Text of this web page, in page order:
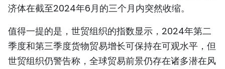
济体在截至2024年6月的三个月内突然收缩。
值得一提的是，世贸组织的指数显示，2024年第二
季度和第三季度货物贸易增长可保持在可观水平，但
世贸组织仍警告称，全球贸易前景仍存在诸多潜在风